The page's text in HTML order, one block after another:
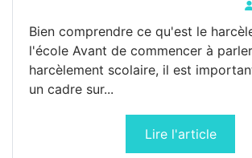
Bien comprendre ce qu'est le
l'école Avant de commencer à
harcèlement scolaire, il est
un cadre sur...
Lire l'article